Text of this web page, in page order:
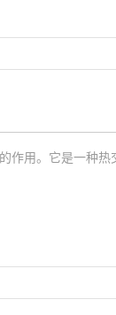
作用。它是一种